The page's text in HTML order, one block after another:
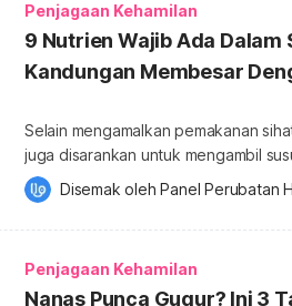
Penjagaan Kehamilan
9 Nutrien Wajib Ada Dalam
Kandungan Membesar
Selain mengamalkan pemakanan
juga disarankan untuk mengambil
bagaimana untuk mencari susu ibu
untuk jawapan. Untuk mendapatkan lebih banyak info tentang Kehamilan, sila
dapatkannya di sini. Susu ibu
Disemak oleh Panel Perubatan
Penjagaan Kehamilan
Nanas Punca Gugur? Ini 3